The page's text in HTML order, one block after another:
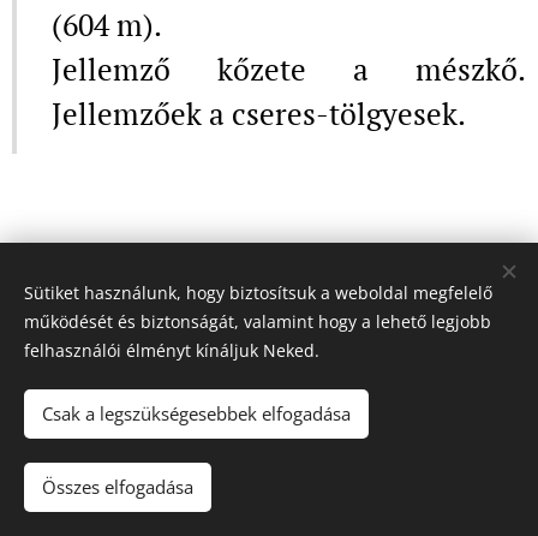
(604 m).
Jellemző kőzete a mészkő.
Jellemzőek a cseres-tölgyesek.
© 2018-2026 Hátizsákot fel! - Minden jog fenntartva.
Az oldalt a
Sütiket használunk, hogy biztosítsuk a weboldal megfelelő
működését és biztonságát, valamint hogy a lehető legjobb
felhasználói élményt kínáljuk Neked.
Csak a legszükségesebbek elfogadása
Összes elfogadása